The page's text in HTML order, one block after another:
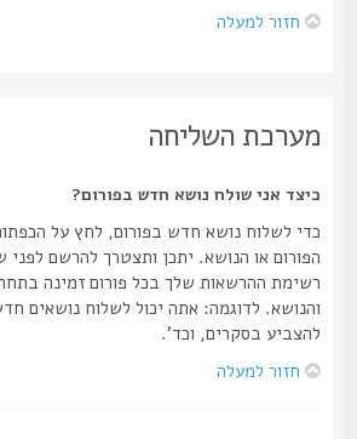
חזור למעלה
מערכת השליחה
כיצד אני שולח נושא חדש בפורום?
כדי לשלוח נושא חדש בפורום, לחץ על הכפתור
הפורום או הנושא. יתכן ותצטרך להרשם לפני
רשימת ההרשאות שלך בכל פורום זמינה בתחתית
והנושא. לדוגמה: אתה יכול לשלוח נושאים חדשים,
להצביע בסקרים, וכד'.
חזור למעלה